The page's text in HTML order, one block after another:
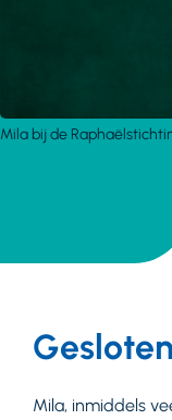
Mila bij de
Mila, inmiddels